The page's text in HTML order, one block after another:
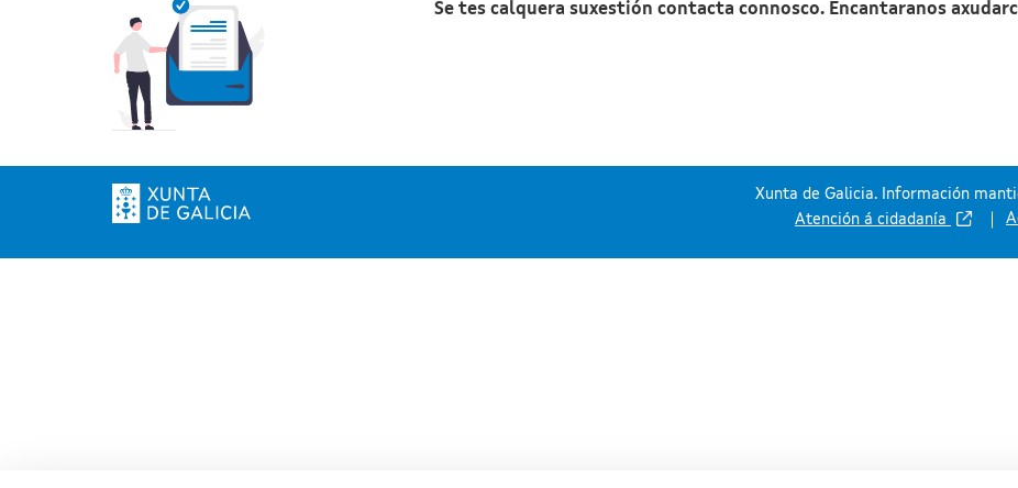
Se tes calquera suxestión contacta connosco. Encantaranos
Xunta de Galicia. Información
Atención á cidadanía